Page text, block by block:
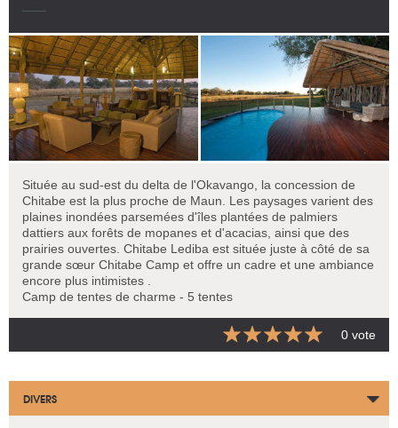
Située au sud-est du delta de l'Okavango, la concession de
Chitabe est la plus proche de Maun. Les paysages varient des
plaines inondées parsemées d'îles plantées de palmiers
dattiers aux forêts de mopanes et d'acacias, ainsi que des
prairies ouvertes. Chitabe Lediba est située juste à côté de sa
grande sœur Chitabe Camp et offre un cadre et une ambiance
encore plus intimistes .
Camp de tentes de charme - 5 tentes
0 vote
DIVERS